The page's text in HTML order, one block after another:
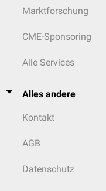
Marktforschung
CME-Sponsoring
Alle Services
Alles andere
Kontakt
AGB
Datenschutz